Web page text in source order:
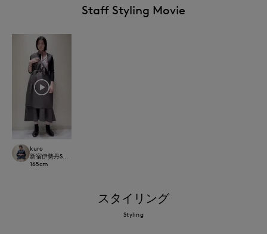
Staff Styling Movie
kuro
新宿伊勢丹SUPERIOR CLOSET
165cm
スタイリング
Styling